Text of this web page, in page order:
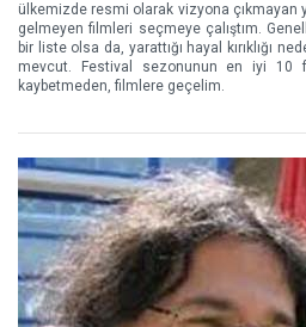
ülkemizde resmi olarak vizyona
gelmeyen filmleri seçmeye çalıştım.
bir liste olsa da, yarattığı hayal kırıklığı
mevcut. Festival sezonunun en iyi 10
kaybetmeden, filmlere geçelim.